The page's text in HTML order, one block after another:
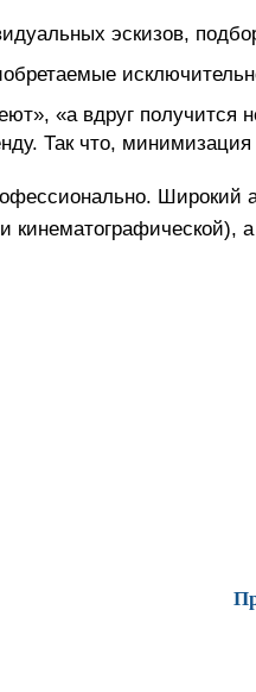
эскизов,
«а вдруг получится
Так что,